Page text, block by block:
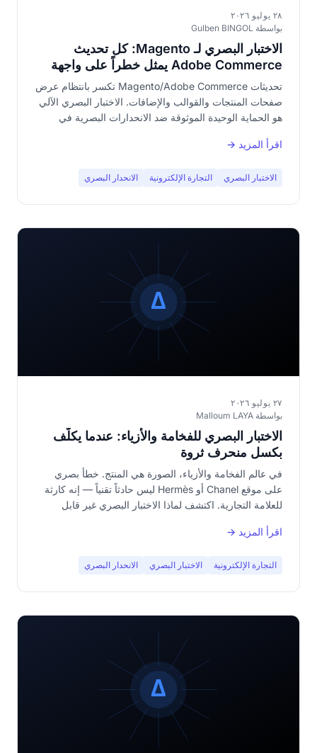
٢٨ يوليو ٢٠٢٦
بواسطة Gulben BINGOL
الاختبار البصري لـ Magento: كل تحديث
Adobe Commerce يمثل خطراً على واجهة
متجرك
تحديثات Magento/Adobe Commerce تكسر بانتظام عرض
صفحات المنتجات والقوالب والإضافات. الاختبار البصري الآلي
هو الحماية الوحيدة الموثوقة ضد الانحدارات البصرية في
اقرأ المزيد →
الاختبار البصري التجارة الإلكترونية الانحدار البصري
٢٧ يوليو ٢٠٢٦
بواسطة Malloum LAYA
الاختبار البصري للفخامة والأزياء: عندما يكلّف
بكسل منحرف ثروة
في عالم الفخامة والأزياء، الصورة هي المنتج. خطأ بصري
على موقع Chanel أو Hermès ليس حادثاً تقنياً — إنه كارثة
للعلامة التجارية. اكتشف لماذا الاختبار البصري غير قابل
اقرأ المزيد →
التجارة الإلكترونية الاختبار البصري الانحدار البصري